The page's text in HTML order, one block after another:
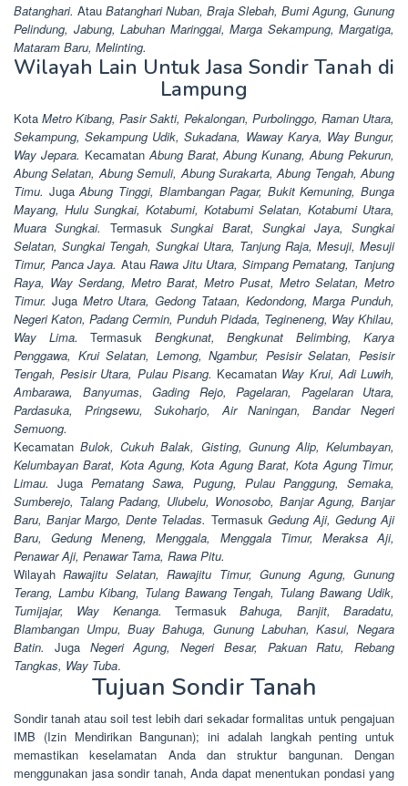
Batanghari. Atau Batanghari Nuban, Braja Slebah, Bumi Agung, Gunung
Pelindung, Jabung, Labuhan Maringgai, Marga Sekampung, Margatiga,
Mataram Baru, Melinting.
Wilayah Lain Untuk Jasa Sondir Tanah di
Lampung
Kota Metro Kibang, Pasir Sakti, Pekalongan, Purbolinggo, Raman Utara,
Sekampung, Sekampung Udik, Sukadana, Waway Karya, Way Bungur,
Way Jepara. KecamatanAbung Barat, Abung Kunang, Abung Pekurun,
Abung Selatan, Abung Semuli, Abung Surakarta, Abung Tengah, Abung
Timu. JugaAbung Tinggi, Blambangan Pagar, Bukit Kemuning, Bunga
Mayang, Hulu Sungkai, Kotabumi, Kotabumi Selatan, Kotabumi Utara,
Muara Sungkai. TermasukSungkai Barat, Sungkai Jaya, Sungkai
Selatan, Sungkai Tengah, Sungkai Utara, Tanjung Raja, Mesuji, Mesuji
Timur, Panca Jaya. AtauRawa Jitu Utara, Simpang Pematang, Tanjung
Raya, Way Serdang, Metro Barat, Metro Pusat, Metro Selatan, Metro
Timur. JugaMetro Utara, Gedong Tataan, Kedondong, Marga Punduh,
Negeri Katon, Padang Cermin, Punduh Pidada, Tegineneng, Way Khilau,
Way Lima. Termasuk Bengkunat, Bengkunat Belimbing, Karya
Penggawa, Krui Selatan, Lemong, Ngambur, Pesisir Selatan, Pesisir
Tengah, Pesisir Utara, Pulau Pisang. Kecamatan Way Krui, Adi Luwih,
Ambarawa, Banyumas, Gading Rejo, Pagelaran, Pagelaran Utara,
Pardasuka, Pringsewu, Sukoharjo, Air Naningan, Bandar Negeri
Semuong.
KecamatanBulok, Cukuh Balak, Gisting, Gunung Alip, Kelumbayan,
Kelumbayan Barat, Kota Agung, Kota Agung Barat, Kota Agung Timur,
Limau. Juga Pematang Sawa, Pugung, Pulau Panggung, Semaka,
Sumberejo, Talang Padang, Ulubelu, Wonosobo, Banjar Agung, Banjar
Baru, Banjar Margo, Dente Teladas. TermasukGedung Aji, Gedung Aji
Baru, Gedung Meneng, Menggala, Menggala Timur, Meraksa Aji,
Penawar Aji, Penawar Tama, Rawa Pitu.
WilayahRawajitu Selatan, Rawajitu Timur, Gunung Agung, Gunung
Terang, Lambu Kibang, Tulang Bawang Tengah, Tulang Bawang Udik,
Tumijajar, Way Kenanga. Termasuk Bahuga, Banjit, Baradatu,
Blambangan Umpu, Buay Bahuga, Gunung Labuhan, Kasui, Negara
Batin. Juga Negeri Agung, Negeri Besar, Pakuan Ratu, Rebang
Tangkas, Way Tuba.
Tujuan Sondir Tanah
Sondir tanah atau soil test lebih dari sekadar formalitas untuk pengajuan
IMB (Izin Mendirikan Bangunan); ini adalah langkah penting untuk
memastikan keselamatan Anda dan struktur bangunan. Dengan
menggunakan jasa sondir tanah, Anda dapat menentukan pondasi yang